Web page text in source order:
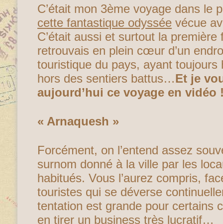
C’était mon 3ème voyage dans le
cette fantastique odyssée vécue
C’était aussi et surtout la première
retrouvais en plein cœur d’un
touristique du pays, ayant toujours
hors des sentiers battus…Et je
aujourd’hui ce voyage en vidéo
« Arnaquesh »
Forcément, on l’entend assez
surnom donné à la ville par les
habitués. Vous l’aurez compris,
touristes qui se déverse
tentation est grande pour certains
en tirer un business très lucratif…